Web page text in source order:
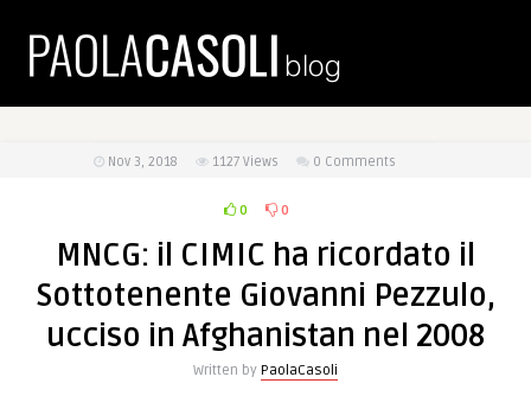
Nov 3, 2018 1127 Views 0 Comments
0 0
MNCG: il CIMIC ha ricordato il
Sottotenente Giovanni Pezzulo,
ucciso in Afghanistan nel 2008
Written by PaolaCasoli